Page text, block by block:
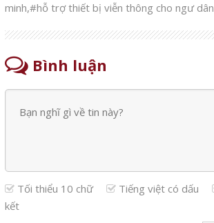
minh,#hỗ trợ thiết bị viễn thông cho ngư dân
Bình luận
Tối thiểu 10 chữ Tiếng việt có dấu
kết